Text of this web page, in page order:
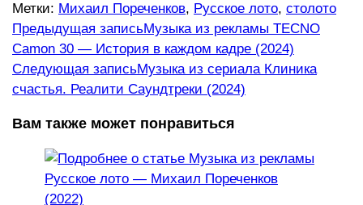
Метки: Михаил Пореченков, Русское лото, столото
Еще
статьи
Предыдущая записьМузыка из рекламы TECNO
Camon 30 — История в каждом кадре (2024)
Следующая записьМузыка из сериала Клиника
счастья. Реалити Саундтреки (2024)
Вам также может понравиться